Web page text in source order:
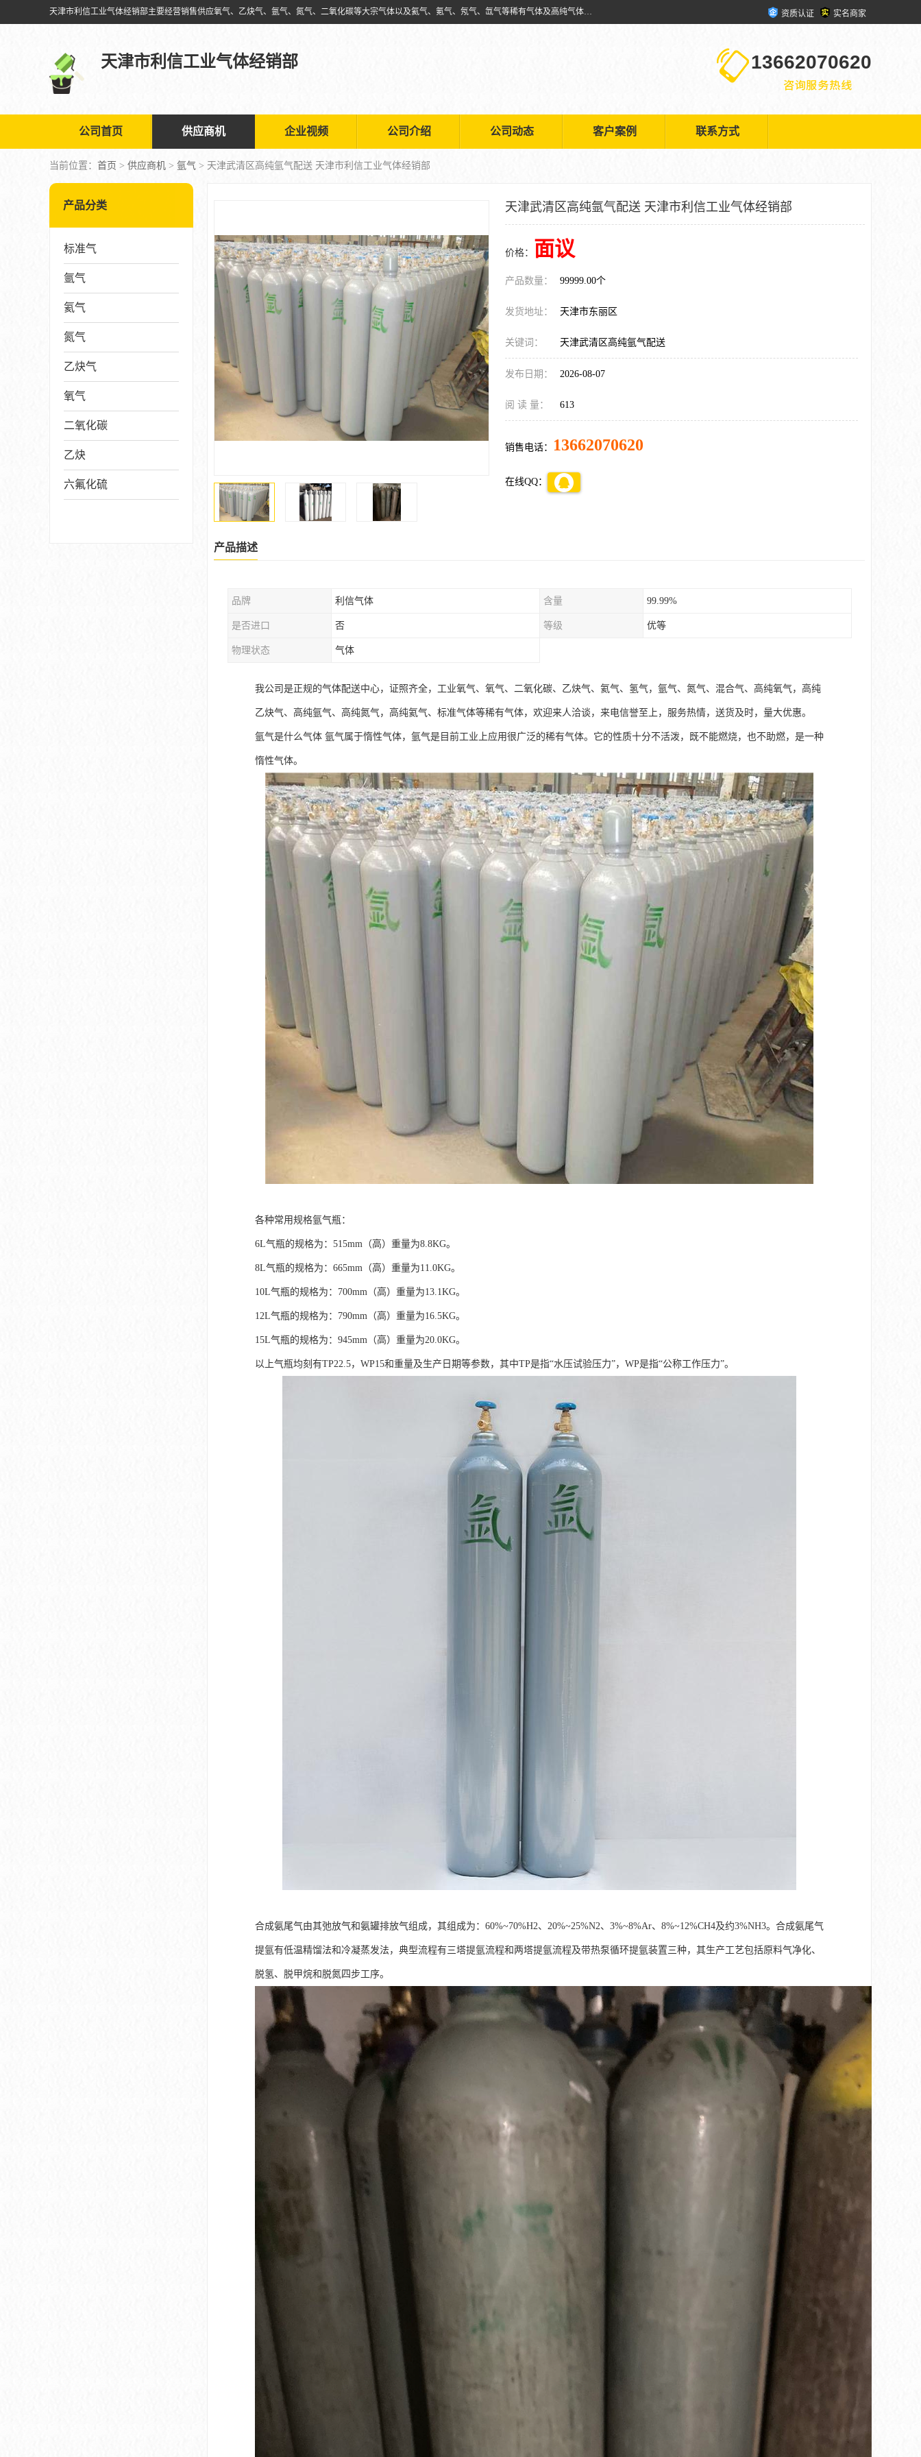
天津市利信工业气体经销部主要经营销售供应氧气、乙炔气、氩气、氮气、二氧化碳等大宗气体以及氦气、氪气、氖气、氙气等稀有气体及高纯气体的配送租赁 资质认证 实名商家
天津市利信工业气体经销部 13662070620
公司首页 供应商机 企业视频 公司介绍 公司动态 客户案例 联系方式
当前位置： 首页 > 供应商机 > 氩气 > 天津武清区高纯氩气配送 天津市利信工业气体经销部
产品分类
标准气
氩气
氦气
氮气
乙炔气
氧气
二氧化碳
乙炔
六氟化硫
天津武清区高纯氩气配送 天津市利信工业气体经销部
价格： 面议
产品数量： 99999.00个
发货地址： 天津市东丽区
关键词： 天津武清区高纯氩气配送
发布日期： 2026-08-07
阅 读 量： 613
销售电话： 13662070620
在线QQ：
产品描述
品牌 利信气体 含量 99.99%
是否进口 否 等级 优等
物理状态 气体
我公司是正规的气体配送中心，证照齐全，工业氧气、氧气、二氧化碳、乙炔气、氦气、氢气，氩气、氮气、混合气、高纯氧气，高纯
乙炔气、高纯氩气、高纯氮气，高纯氦气、标准气体等稀有气体，欢迎来人洽谈，来电信誉至上，服务热情，送货及时，量大优惠。
氩气是什么气体 氩气属于惰性气体，氩气是目前工业上应用很广泛的稀有气体。它的性质十分不活泼，既不能燃烧，也不助燃，是一种
惰性气体。
各种常用规格氩气瓶：
6L气瓶的规格为：515mm（高）重量为8.8KG。
8L气瓶的规格为：665mm（高）重量为11.0KG。
10L气瓶的规格为：700mm（高）重量为13.1KG。
12L气瓶的规格为：790mm（高）重量为16.5KG。
15L气瓶的规格为：945mm（高）重量为20.0KG。
以上气瓶均刻有TP22.5，WP15和重量及生产日期等参数，其中TP是指“水压试验压力”，WP是指“公称工作压力”。
合成氨尾气由其弛放气和氨罐排放气组成，其组成为：60%~70%H2、20%~25%N2、3%~8%Ar、8%~12%CH4及约3%NH3。合成氨尾气
提氩有低温精馏法和冷凝蒸发法，典型流程有三塔提氩流程和两塔提氩流程及带热泵循环提氩装置三种，其生产工艺包括原料气净化、
脱氢、脱甲烷和脱氮四步工序。